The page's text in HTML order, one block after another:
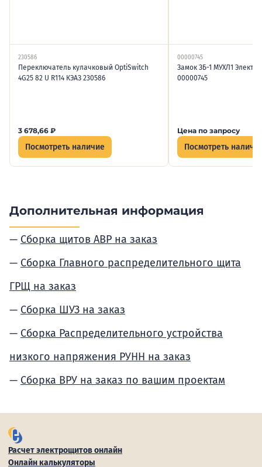
230586
Переключатель кулачковый OptiSwitch
4G25 82 U R114 КЭАЗ 230586
3 678,66 ₽
Посмотреть наличие
00000745
Замок ЗБ-1 МУХЛ1
00000745
Цена по запросу
Посмотреть
Дополнительная информация
Сборка щитов АВР на заказ
Сборка Главного распределительного щита
ГРЩ на заказ
Сборка ШУЗ на заказ
Сборка Распределительного устройства
низкого напряжения РУНН на заказ
Сборка ВРУ на заказ по вашим проектам
Расчет электрощитов онлайн
Онлайн калькуляторы